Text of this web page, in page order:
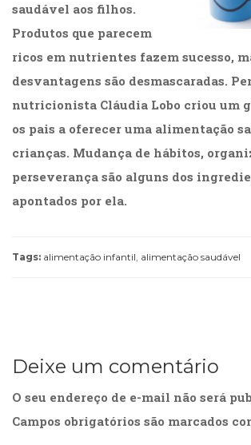
saudável aos filhos.
Produtos que parecem
ricos em nutrientes fazem sucesso,
desvantagens são desmascaradas.
nutricionista Cláudia Lobo criou um
os pais a oferecer uma alimentação
crianças. Mudança de hábitos,
perseverança são alguns dos
apontados por ela.
Tags: alimentação infantil, alimentação saudável
Deixe um comentário
O seu endereço de e-mail não será
Campos obrigatórios são marcados